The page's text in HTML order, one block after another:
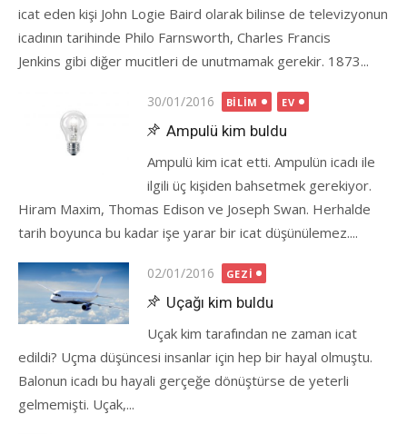
icat eden kişi John Logie Baird olarak bilinse de televizyonun
icadının tarihinde Philo Farnsworth, Charles Francis
Jenkins gibi diğer mucitleri de unutmamak gerekir. 1873...
Posted
on
30/01/2016 BILIM EV
Ampulü kim buldu
Ampulü kim icat etti. Ampulün icadı ile
ilgili üç kişiden bahsetmek gerekiyor.
Hiram Maxim, Thomas Edison ve Joseph Swan. Herhalde
tarih boyunca bu kadar işe yarar bir icat düşünülemez....
Posted
on
02/01/2016 GEZI
Uçağı kim buldu
Uçak kim tarafından ne zaman icat
edildi? Uçma düşüncesi insanlar için hep bir hayal olmuştu.
Balonun icadı bu hayali gerçeğe dönüştürse de yeterli
gelmemişti. Uçak,...